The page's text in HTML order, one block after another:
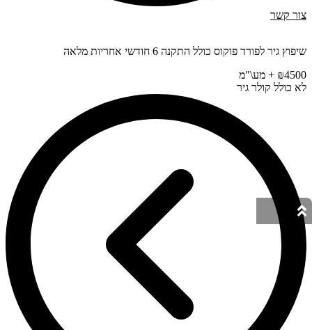
צור קשר
שיפוץ גיר לפורד פוקוס כולל התקנה 6 חודשי אחריות מלאה
₪4500 + מע\"מ
לא כולל קולר גיר